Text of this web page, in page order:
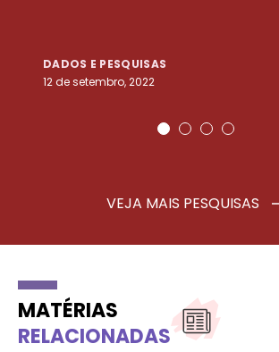
DADOS E PESQUISAS
12 de setembro, 2022
VEJA MAIS PESQUISAS
MATÉRIAS
RELACIONADAS